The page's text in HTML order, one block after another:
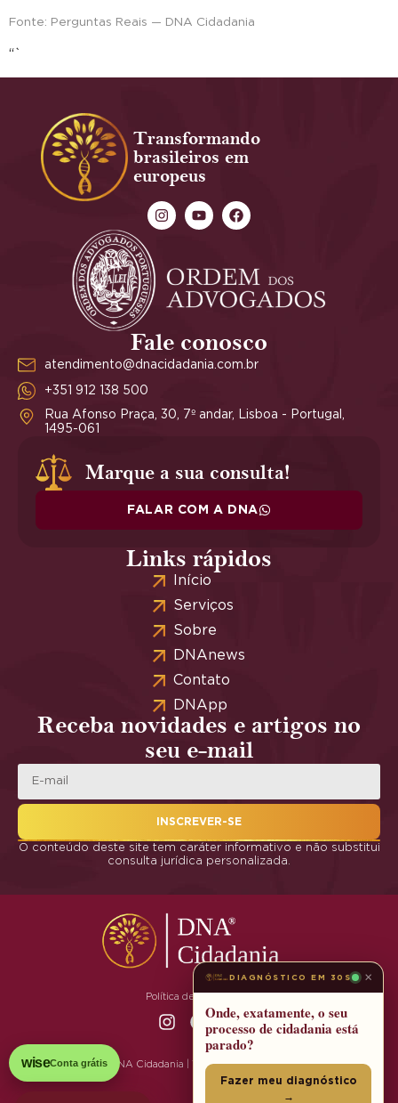
Fonte: Perguntas Reais — DNA Cidadania
“`
Transformando
brasileiros em
europeus
Fale conosco
atendimento@dnacidadania.com.br
+351 912 138 500
Rua Afonso Praça, 30, 7º andar, Lisboa - Portugal,
1495-061
Marque a sua consulta!
FALAR COM A DNA
Links rápidos
Início
Serviços
Sobre
DNAnews
Contato
DNApp
Receba novidades e artigos no
seu e-mail
INSCREVER-SE
O conteúdo deste site tem caráter informativo e não substitui
consulta jurídica personalizada.
© 2025 DNA Cidadania | Todos os Direitos Reservados
Política de Privacidade
DIAGNÓSTICO EM 30S ×
Onde, exatamente, o seu
processo de cidadania está
parado?
Fazer meu diagnóstico
→
wiseConta grátis